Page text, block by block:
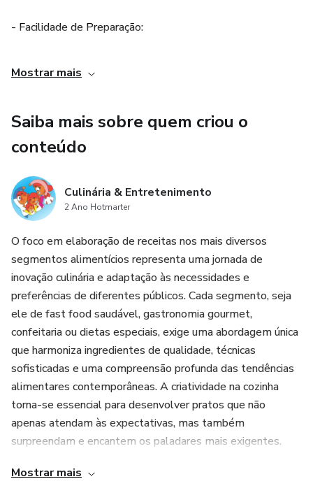
- Facilidade de Preparação:
- Flexibilidade e Personalização:
- Desempenho de Resultados:
- Atualizações e Recursos Adicionais:
Mostrar mais
Saiba mais sobre quem criou o
conteúdo
Culinária & Entretenimento
2 Ano Hotmarter
O foco em elaboração de receitas nos mais diversos
segmentos alimentícios representa uma jornada de
inovação culinária e adaptação às necessidades e
preferências de diferentes públicos. Cada segmento, seja
ele de fast food saudável, gastronomia gourmet,
confeitaria ou dietas especiais, exige uma abordagem única
que harmoniza ingredientes de qualidade, técnicas
sofisticadas e uma compreensão profunda das tendências
alimentares contemporâneas. A criatividade na cozinha
torna-se essencial para desenvolver pratos que não
apenas atendam às expectativas, mas também
surpreendam e encantem os paladares mais exigentes.
até um refinado risoto de cogumelos com trufas, a
Mostrar mais